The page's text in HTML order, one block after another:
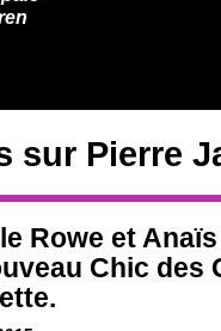
sur Pierre
Rowe et
Chic des